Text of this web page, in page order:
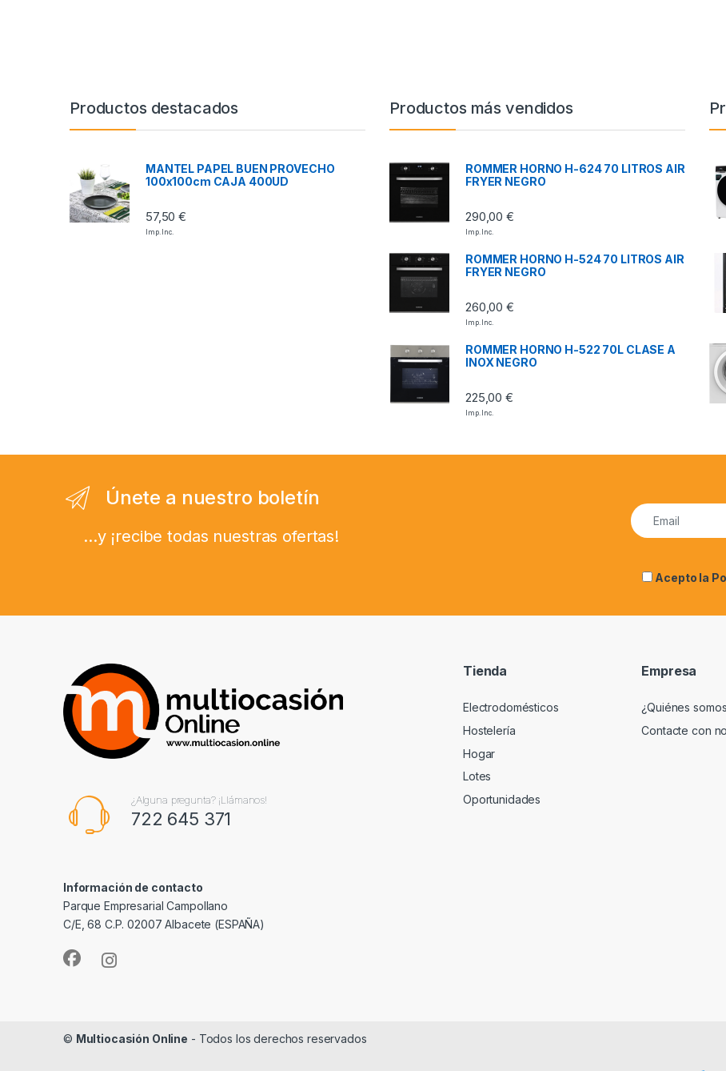
Productos destacados
MANTEL PAPEL BUEN PROVECHO
100x100cm CAJA 400UD
57,50€
Imp. Inc.
Productos más vendidos
ROMMER HORNO H-624 70 LITROS AIR
FRYER NEGRO
290,00€
Imp. Inc.
ROMMER HORNO H-524 70 LITROS AIR
FRYER NEGRO
260,00€
Imp. Inc.
ROMMER HORNO H-522 70L CLASE A
INOX NEGRO
225,00€
Imp. Inc.
Únete a nuestro boletín
...y ¡recibe todas nuestras ofertas!
Acepto la
¿Alguna pregunta? ¡Llámanos!
722 645 371
Información de contacto
Parque Empresarial Campollano
C/E, 68 C.P. 02007 Albacete (ESPAÑA)
Tienda
Electrodomésticos
Hostelería
Hogar
Lotes
Oportunidades
Empresa
¿Quiénes
Contacte con
© Multiocasión Online - Todos los derechos reservados